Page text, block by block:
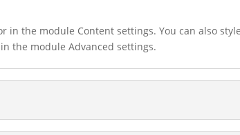
in the module Content settings. You can also
the module Advanced settings.